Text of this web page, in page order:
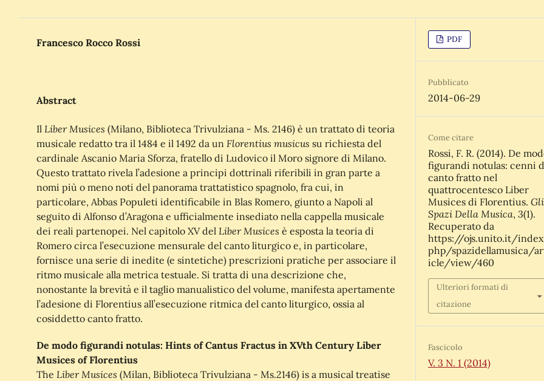
Francesco Rocco Rossi
Abstract
Il Liber Musices (Milano, Biblioteca Trivulziana - Ms. 2146) è un trattato di teoria
musicale redatto tra il 1484 e il 1492 da un Florentius musicus su richiesta del
cardinale Ascanio Maria Sforza, fratello di Ludovico il Moro signore di Milano.
Questo trattato rivela l’adesione a principi dottrinali riferibili in gran parte a
nomi più o meno noti del panorama trattatistico spagnolo, fra cui, in
particolare, Abbas Populeti identificabile in Blas Romero, giunto a Napoli al
seguito di Alfonso d’Aragona e ufficialmente insediato nella cappella musicale
dei reali partenopei. Nel capitolo XV del Liber Musices è esposta la teoria di
Romero circa l’esecuzione mensurale del canto liturgico e, in particolare,
fornisce una serie di inedite (e sintetiche) prescrizioni pratiche per associare il
ritmo musicale alla metrica testuale. Si tratta di una descrizione che,
nonostante la brevità e il taglio manualistico del volume, manifesta apertamente
l’adesione di Florentius all’esecuzione ritmica del canto liturgico, ossia al
cosiddetto canto fratto.
De modo figurandi notulas: Hints of Cantus Fractus in XVth Century Liber
Musices of Florentius
The LiberMusices (Milan, Biblioteca Trivulziana - Ms.2146) is a musical treatise
PDF
Pubblicato
2014-06-29
Come citare
Rossi, F. R. (2014). De
figurandi notulas: cenni
canto fratto nel
quattrocentesco Liber
Musices di Florentius. Gli
Spazi Della Musica, 3(1).
Recuperato da
https://ojs.unito.it/
php/spazidellamusica/
icle/view/460
Ulteriori formati di
citazione
Fascicolo
V. 3 N. 1 (2014)